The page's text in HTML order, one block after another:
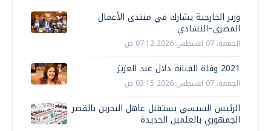
وزير الخارجية يشارك في منتدى الأعمال
المصري–التشادي
الجمعة، 07 اغسطس 2026 07:12 ص
2021 وفاة الفنانة دلال عبد العزيز
الجمعة، 07 اغسطس 2026 03:15 ص
الرئيس السيسي يستقبل عاهل البحرين بالقصر
الجمهوري بالعلمين الجديدة